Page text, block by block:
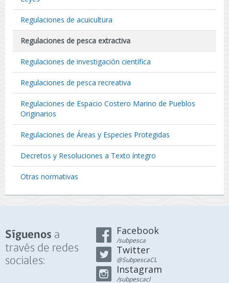
Regulaciones de acuicultura
Regulaciones de pesca extractiva
Regulaciones de investigación científica
Regulaciones de pesca recreativa
Regulaciones de Espacio Costero Marino de Pueblos
Originarios
Regulaciones de Áreas y Especies Protegidas
Decretos y Resoluciones a Texto íntegro
Otras normativas
Síguenos a
través de redes
sociales:
Facebook
/subpesca
Twitter
@SubpescaCL
Instagram
/subpescacl